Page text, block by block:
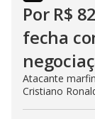
Por R$
fecha
Atacante
Cristiano